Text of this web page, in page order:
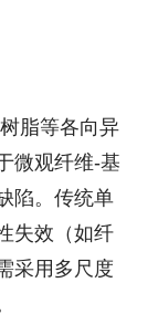
脂等各向异
微观纤维-基
陷。传统单
失效（如纤
采用多尺度